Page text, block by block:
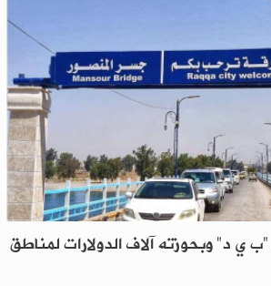
ي د" وبحوزته آلاف الدولارات لمناطق